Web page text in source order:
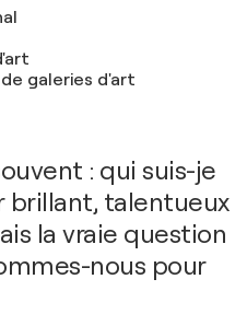
galeries d'art
: qui suis-je
brillant, talentueux
la vraie question
nous pour